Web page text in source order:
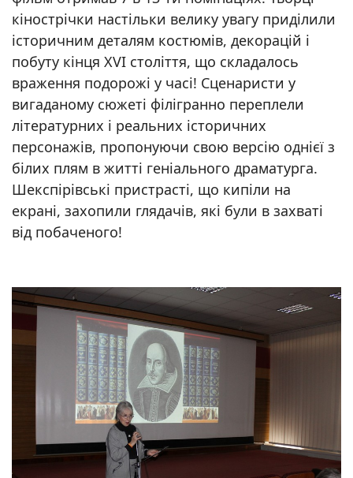
кінострічки настільки велику увагу приділили
історичним деталям костюмів, декорацій і
побуту кінця XVI століття, що складалось
враження подорожі у часі! Сценаристи у
вигаданому сюжеті філігранно переплели
літературних і реальних історичних
персонажів, пропонуючи свою версію однієї з
білих плям в житті геніального драматурга.
Шекспірівські пристрасті, що кипіли на
екрані, захопили глядачів, які були в захваті
від побаченого!